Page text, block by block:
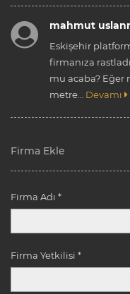
mahmut
Eskişehir
firmanıza
mu acaba? Eğer
metre… Devamı
Firma Ekle
Firma Adı *
Firma Yetkilisi *